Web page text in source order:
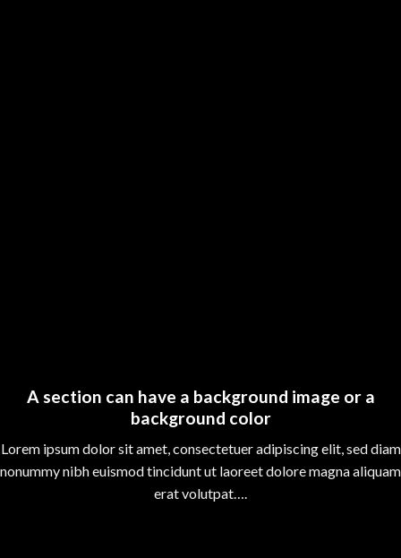
A section can have a background image or a
background color
Lorem ipsum dolor sit amet, consectetuer adipiscing elit, sed diam
nonummy nibh euismod tincidunt ut laoreet dolore magna aliquam
erat volutpat….